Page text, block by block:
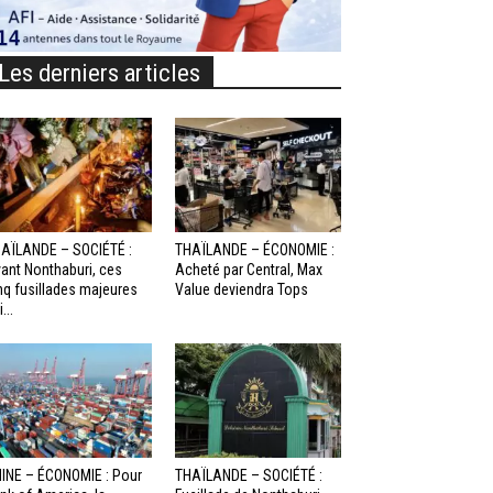
derniers articles
– SOCIÉTÉ :
Nonthaburi, ces
fusillades majeures
THAÏLANDE – ÉCONOMIE :
Acheté par Central, Max
Value deviendra Tops
– ÉCONOMIE : Pour
THAÏLANDE – SOCIÉTÉ :